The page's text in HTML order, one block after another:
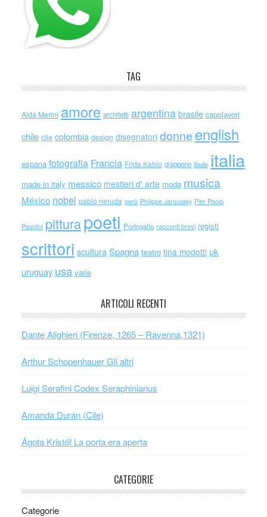
TAG
Alda Merini amore architetti argentina brasile capolavori
chile cile colombia design disegnatori donne english
espana fotografia Francia Frida Kahlo giappone iliade italia
made in italy messico mestieri d' arte moda musica
México nobel pablo neruda perù Philippe Jaroussky Pier Paolo
Pasolini pitturapoeti Portogallo racconti brevi registi
scrittori scultura Spagna teatro tina modotti uk
uruguay usa varie
ARTICOLI RECENTI
Dante Alighieri (Firenze, 1265 – Ravenna,1321)
Arthur Schopenhauer Gli altri
Luigi Serafini Codex Seraphinianus
Amanda Durán (Cile)
Ágota Kristóf La porta era aperta
CATEGORIE
Categorie